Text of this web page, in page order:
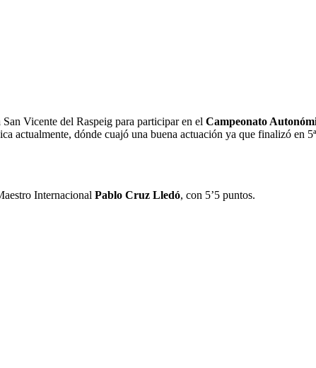
San Vicente del Raspeig para participar en el Campeonato
actualmente, dónde cuajó una buena actuación ya que finalizó en
Internacional Pablo Cruz Lledó, con 5’5 puntos.